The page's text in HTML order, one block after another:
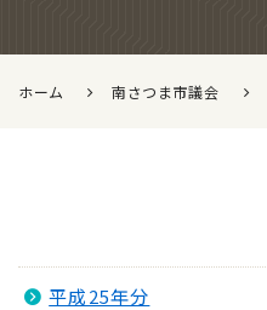
ホーム 南さつま市議会
平成25年分